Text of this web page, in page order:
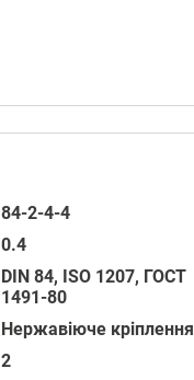
84-2-4-4
0.4
DIN 84, ISO 1207, ГОСТ
1491-80
Нержавіюче кріплення
2